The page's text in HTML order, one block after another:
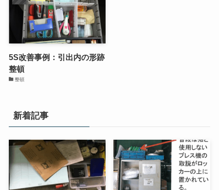
5S改善事例：引出内の形跡
整頓
整頓
新着記事